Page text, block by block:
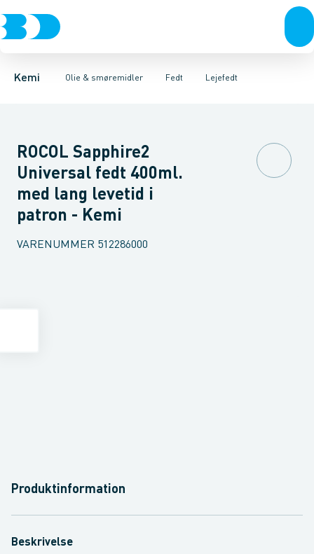
Kemi Olie & smøremidler
FugemassePakkegrejBeton & mørtel LimOlie & smøremidler
Fedt
Køle- & SkæremiddelGlidemiddelOlie FedtSilicone
Lejefedt
Lejefedt MultifedtTandhjulsfedt
ROCOL Sapphire2
Universal fedt 400ml.
med lang levetid i
patron - Kemi
VARENUMMER 512286000
Produktinformation
Beskrivelse